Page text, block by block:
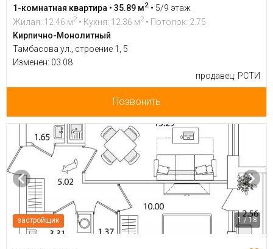
1-комнатная квартира • 35.89 м2 • 5/9 этаж
Жилая: 12.46 м2 • Кухня: 12.36 м2 • Потолок: 2.75
Кирпично-Монолитный
Тамбасова ул., строение 1, 5
Изменен: 03.08
продавец: РСТИ
Позвонить
застройщик 1 / 18